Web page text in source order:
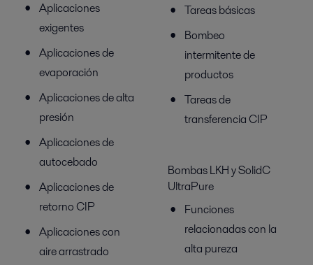
Aplicaciones
exigentes
Aplicaciones de
evaporación
Aplicaciones de alta
presión
Aplicaciones de
autocebado
Aplicaciones de
retorno CIP
Aplicaciones con
aire arrastrado
Tareas básicas
Bombeo
intermitente de
productos
Tareas de
transferencia CIP
Bombas LKH y SolidC
UltraPure
Funciones
relacionadas con la
alta pureza